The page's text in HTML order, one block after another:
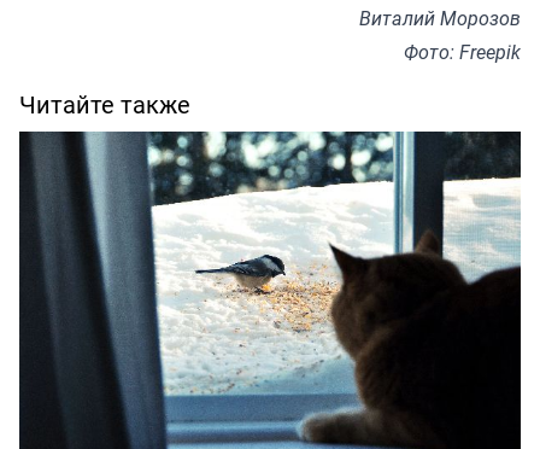
Виталий Морозов
Фото: Freepik
Читайте также